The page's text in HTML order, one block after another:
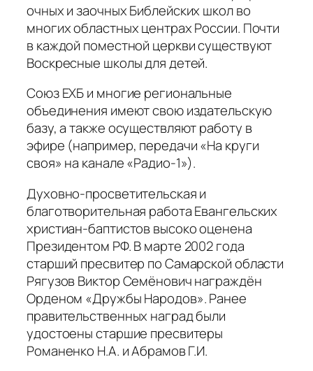
очных и заочных Библейских школ во
многих областных центрах России. Почти
в каждой поместной церкви существуют
Воскресные школы для детей.
Союз ЕХБ и многие региональные
объединения имеют свою издательскую
базу, а также осуществляют работу в
эфире (например, передачи «На круги
своя» на канале «Радио-1»).
Духовно-просветительская и
благотворительная работа Евангельских
христиан-баптистов высоко оценена
Президентом РФ. В марте 2002 года
старший пресвитер по Самарской области
Рягузов Виктор Семёнович награждён
Орденом «Дружбы Народов». Ранее
правительственных наград были
удостоены старшие пресвитеры
Романенко Н.А. и Абрамов Г.И.